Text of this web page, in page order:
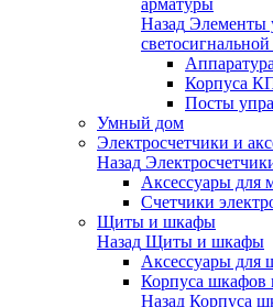
арматуры
Назад Элементы
Корпуса
Посты
Умный дом
Электросчетчики и
Назад
Аксессуары для
Счетчики
Щиты и шкафы
Назад Щиты и шкафы
Аксессуары для
Корпуса шкафов
Назад Корпуса